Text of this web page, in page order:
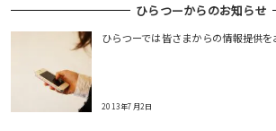
ひらつーからのお知らせ
ひらつーでは皆さまからの情報提供を
2013年7月2日